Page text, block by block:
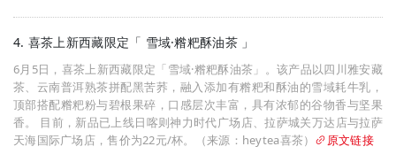
4. 喜茶上新西藏限定「 雪域·糌粑酥油茶 」
6月5日，喜茶上新西藏限定「雪域·糌粑酥油茶」。该产品以四川雅安藏
茶、云南普洱熟茶拼配黑苦荞，融入添加有糌粑和酥油的雪域耗牛乳，
顶部搭配糌粑粉与碧根果碎，口感层次丰富，具有浓郁的谷物香与坚果
香。 目前，新品已上线日喀则神力时代广场店、拉萨城关万达店与拉萨
天海国际广场店，售价为22元/杯。（来源：heytea喜茶）
原文链接